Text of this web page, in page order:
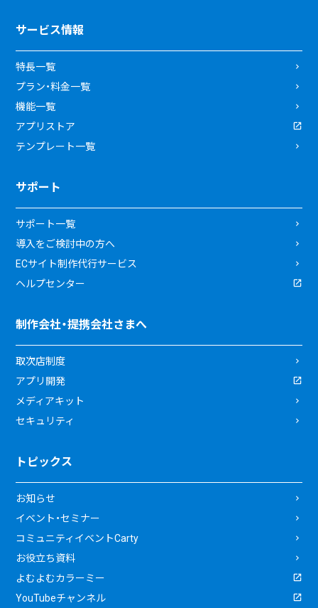
サービス情報
特長一覧
プラン・料金一覧
機能一覧
アプリストア
テンプレート一覧
サポート
サポート一覧
導入をご検討中の方へ
ECサイト制作代行サービス
ヘルプセンター
制作会社・提携会社さまへ
取次店制度
アプリ開発
メディアキット
セキュリティ
トピックス
お知らせ
イベント・セミナー
コミュニティイベントCarty
お役立ち資料
よむよむカラーミー
YouTubeチャンネル